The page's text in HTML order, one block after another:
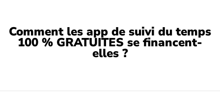
Comment les app de suivi du temps
100 % GRATUITES se financent-
elles ?